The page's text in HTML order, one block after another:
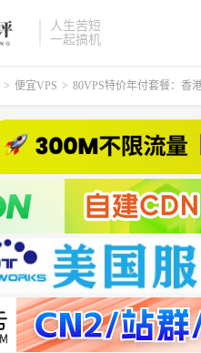
人生苦短
一起搞机
> 便宜VPS > 80VPS特价年付套餐：香